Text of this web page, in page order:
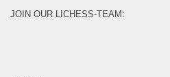
JOIN OUR LICHESS-TEAM: